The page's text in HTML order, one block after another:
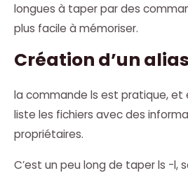
longues à taper par des
plus facile à mémoriser.
Création d’un alias
la commande ls est pratique, et
liste les fichiers avec des
propriétaires.
C’est un peu long de taper ls -l,